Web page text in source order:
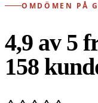
OMDÖMEN PÅ
4,9 av 5
158